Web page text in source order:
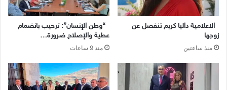
الاعلامية داليا كريم تنفصل عن
زوجها
منذ ساعتين
“وطن الإنسان”: ترحيب بانضمام
عطية والإصلاح ضرورة…
منذ 9 ساعات